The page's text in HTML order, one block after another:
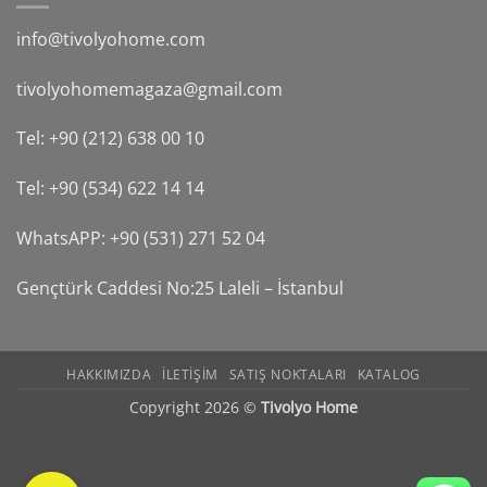
info@tivolyohome.com
tivolyohomemagaza@gmail.com
Tel: +90 (212) 638 00 10
Tel: +90 (534) 622 14 14
WhatsAPP: +90 (531) 271 52 04
Gençtürk Caddesi No:25 Laleli – İstanbul
HAKKIMIZDA ILETIŞIM SATIŞ NOKTALARI KATALOG
Copyright 2026 © Tivolyo Home